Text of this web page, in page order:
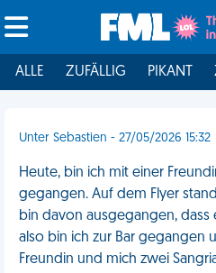
ALLE ZUFÄLLIG PIKANT
Unter Sebastien - 27/05/2026 15:32
Heute, bin ich mit einer
gegangen. Auf dem Flyer
bin davon ausgegangen, dass
also bin ich zur Bar gegangen
Freundin und mich zwei